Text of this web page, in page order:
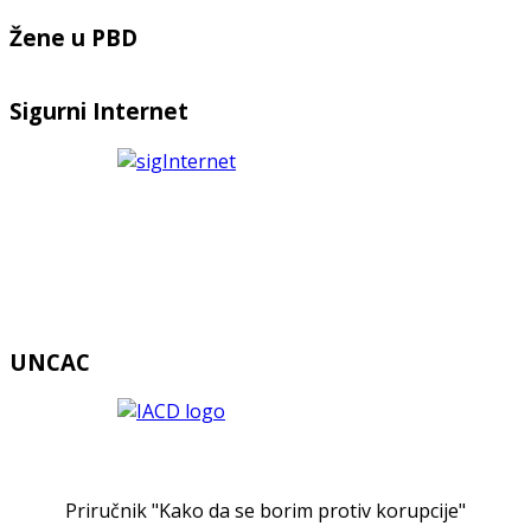
Žene u PBD
Sigurni Internet
UNCAC
Priručnik "Kako da se borim protiv korupcije"